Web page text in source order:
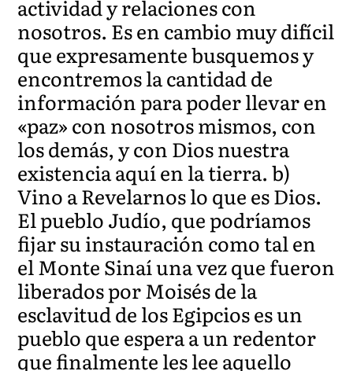
actividad y relaciones con
nosotros. Es en cambio muy difícil
que expresamente busquemos y
encontremos la cantidad de
información para poder llevar en
«paz» con nosotros mismos, con
los demás, y con Dios nuestra
existencia aquí en la tierra. b)
Vino a Revelarnos lo que es Dios.
El pueblo Judío, que podríamos
fijar su instauración como tal en
el Monte Sinaí una vez que fueron
liberados por Moisés de la
esclavitud de los Egipcios es un
pueblo que espera a un redentor
que finalmente les lee aquello